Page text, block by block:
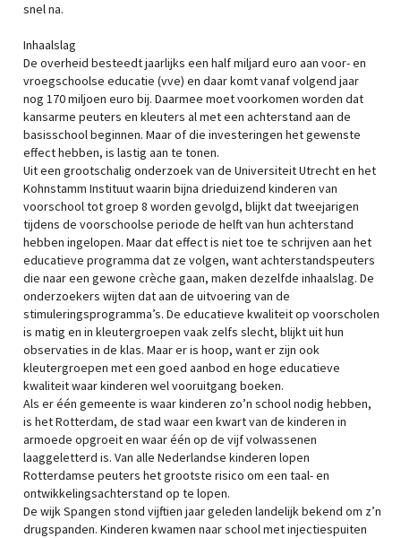
snel na.
Inhaalslag
De overheid besteedt jaarlijks een half miljard euro aan voor- en
vroegschoolse educatie (vve) en daar komt vanaf volgend jaar
nog 170 miljoen euro bij. Daarmee moet voorkomen worden dat
kansarme peuters en kleuters al met een achterstand aan de
basisschool beginnen. Maar of die investeringen het gewenste
effect hebben, is lastig aan te tonen.
Uit een grootschalig onderzoek van de Universiteit Utrecht en het
Kohnstamm Instituut waarin bijna drieduizend kinderen van
voorschool tot groep 8 worden gevolgd, blijkt dat tweejarigen
tijdens de voorschoolse periode de helft van hun achterstand
hebben ingelopen. Maar dat effect is niet toe te schrijven aan het
educatieve programma dat ze volgen, want achterstandspeuters
die naar een gewone crèche gaan, maken dezelfde inhaalslag. De
onderzoekers wijten dat aan de uitvoering van de
stimuleringsprogramma’s. De educatieve kwaliteit op voorscholen
is matig en in kleutergroepen vaak zelfs slecht, blijkt uit hun
observaties in de klas. Maar er is hoop, want er zijn ook
kleutergroepen met een goed aanbod en hoge educatieve
kwaliteit waar kinderen wel vooruitgang boeken.
Als er één gemeente is waar kinderen zo’n school nodig hebben,
is het Rotterdam, de stad waar een kwart van de kinderen in
armoede opgroeit en waar één op de vijf volwassenen
laaggeletterd is. Van alle Nederlandse kinderen lopen
Rotterdamse peuters het grootste risico om een taal- en
ontwikkelingsachterstand op te lopen.
De wijk Spangen stond vijftien jaar geleden landelijk bekend om z’n
drugspanden. Kinderen kwamen naar school met injectiespuiten